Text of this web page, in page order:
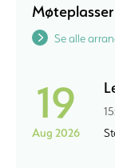
Møteplasser
Se alle
19
Aug 2026